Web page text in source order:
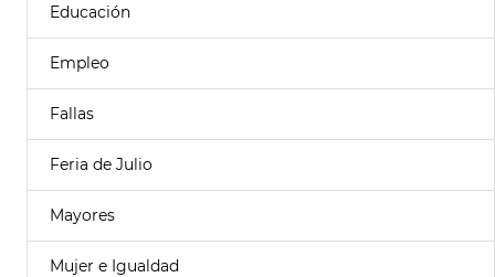
Educación
Empleo
Fallas
Feria de Julio
Mayores
Mujer e Igualdad